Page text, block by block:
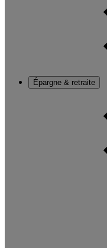
Épargne & retraite